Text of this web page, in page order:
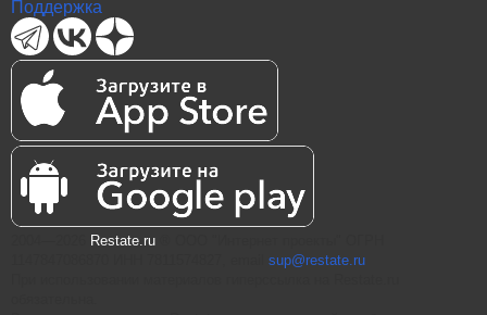
Поддержка
Restate.ru
sup@restate.ru